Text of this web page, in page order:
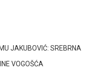
JAKUBOVIĆ: SREBRNA
VOGOŠĆA